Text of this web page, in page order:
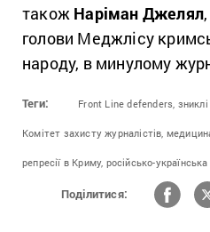
також Наріман Джелял
голови Меджлісу
народу, в минулому
Теги: Front Line defenders,
Комітет захисту журналістів,
репресії в Криму, російсько-українська
Поділитися: